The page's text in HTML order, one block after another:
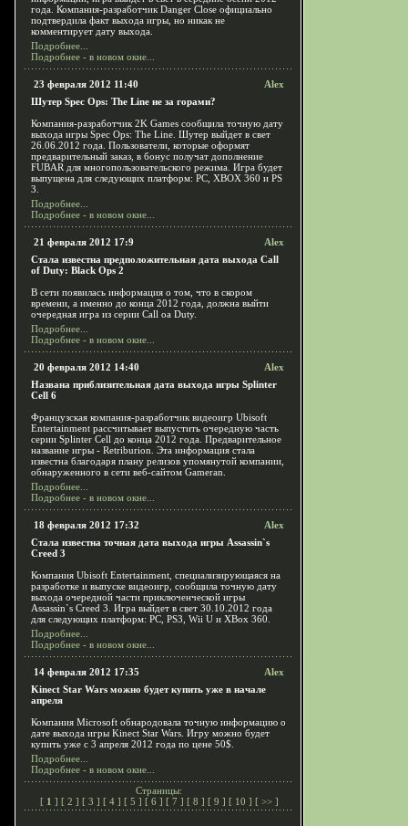
года. Компания-разработчик Danger Close официально
подтвердила факт выхода игры, но никак не
комментирует дату выхода.
Подробнее...
Подробнее - в новом окне...
23 февраля 2012 11:40
Alex
Шутер Spec Ops: The Line не за горами?
Компания-разработчик 2K Games сообщила точную дату
выхода игры Spec Ops: The Line. Шутер выйдет в свет
26.06.2012 года. Пользователи, которые оформят
предварительный заказ, в бонус получат дополнение
FUBAR для многопользовательского режима. Игра будет
выпущена для следующих платформ: PC, XBOX 360 и PS
3.
Подробнее...
Подробнее - в новом окне...
21 февраля 2012 17:9
Alex
Стала известна предположительная дата выхода Call
of Duty: Black Ops 2
В сети появилась информация о том, что в скором
времени, а именно до конца 2012 года, должна выйти
очередная игра из серии Call oа Duty.
Подробнее...
Подробнее - в новом окне...
20 февраля 2012 14:40
Alex
Названа приблизительная дата выхода игры Splinter
Cell 6
Французская компания-разработчик видеоигр Ubisoft
Entertainment рассчитывает выпустить очередную часть
серии Splinter Cell до конца 2012 года. Предварительное
название игры - Retriburion. Эта информация стала
известна благодаря плану релизов упомянутой компании,
обнаруженного в сети веб-сайтом Gameran.
Подробнее...
Подробнее - в новом окне...
18 февраля 2012 17:32
Alex
Стала известна точная дата выхода игры Assassin`s
Creed 3
Компания Ubisoft Entertainment, специализирующаяся на
разработке и выпуске видеоигр, сообщила точную дату
выхода очередной части приключенческой игры
Assassin`s Creed 3. Игра выйдет в свет 30.10.2012 года
для следующих платформ: PC, PS3, Wii U и XBox 360.
Подробнее...
Подробнее - в новом окне...
14 февраля 2012 17:35
Alex
Kinect Star Wars можно будет купить уже в начале
апреля
Компания Microsoft обнародовала точную информацию о
дате выхода игры Kinect Star Wars. Игру можно будет
купить уже с 3 апреля 2012 года по цене 50$.
Подробнее...
Подробнее - в новом окне...
Страницы:
[ 1 ] [ 2 ] [ 3 ] [ 4 ] [ 5 ] [ 6 ] [ 7 ] [ 8 ] [ 9 ] [ 10 ] [ >> ]